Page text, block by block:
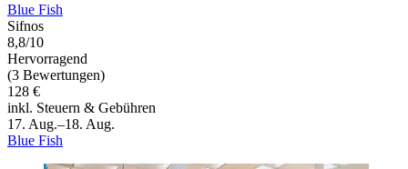
Blue Fish
Sifnos
8,8/10
Hervorragend
(3 Bewertungen)
128 €
inkl. Steuern & Gebühren
17. Aug.–18. Aug.
Blue Fish